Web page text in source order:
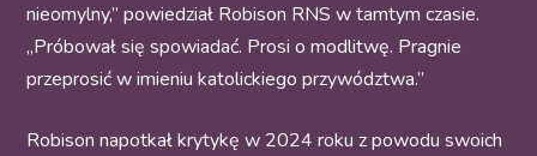
nieomylny,” powiedział Robison RNS w tamtym czasie.
„Próbował się spowiadać. Prosi o modlitwę. Pragnie
przeprosić w imieniu katolickiego przywództwa.”
Robison napotkał krytykę w 2024 roku z powodu swoich